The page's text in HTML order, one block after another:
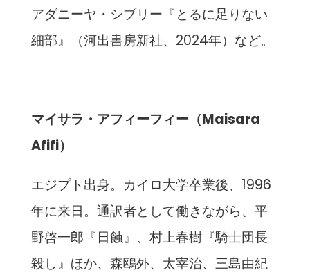
アダニーヤ・シブリー『とるに⾜りない
細部』（河出書房新社、2024年）など。
マイサラ・アフィーフィー（Maisara
Afifi）
エジプト出⾝。カイロ⼤学卒業後、1996
年に来⽇。通訳者として働きながら、平
野啓⼀郎『⽇蝕』、村上春樹『騎⼠団⻑
殺し』ほか、森鴎外、太宰治、三島由紀